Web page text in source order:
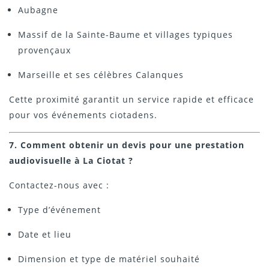
Aubagne
Massif de la Sainte-Baume et villages typiques
provençaux
Marseille et ses célèbres Calanques
Cette proximité garantit un service rapide et efficace
pour vos événements ciotadens.
7. Comment obtenir un devis pour une prestation
audiovisuelle à La Ciotat ?
Contactez-nous avec :
Type d’événement
Date et lieu
Dimension et type de matériel souhaité